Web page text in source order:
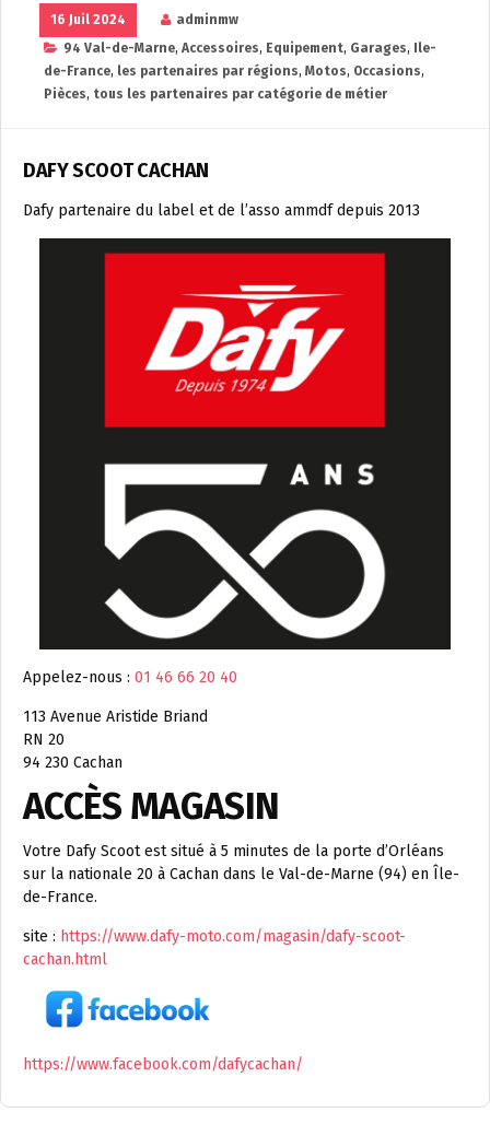
16 Juil 2024
adminmw
94 Val-de-Marne, Accessoires, Equipement, Garages, Ile-
de-France, les partenaires par régions, Motos, Occasions,
Pièces, tous les partenaires par catégorie de métier
DAFY SCOOT CACHAN
Dafy partenaire du label et de l’asso ammdf depuis 2013
Appelez-nous : 01 46 66 20 40
113 Avenue Aristide Briand
RN 20
94 230 Cachan
ACCÈS MAGASIN
Votre Dafy Scoot est situé à 5 minutes de la porte d’Orléans
sur la nationale 20 à Cachan dans le Val-de-Marne (94) en Île-
de-France.
site : https://www.dafy-moto.com/magasin/dafy-scoot-
cachan.html
https://www.facebook.com/dafycachan/